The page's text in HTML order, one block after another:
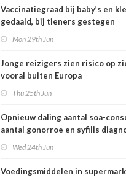
Vaccinatiegraad bij baby’s en
gedaald, bij tieners gestegen
Mon 29th Jun
Jonge reizigers zien risico op
vooral buiten Europa
Thu 25th Jun
Opnieuw daling aantal soa-
aantal gonorroe en syfilis
Wed 24th Jun
Voedingsmiddelen in